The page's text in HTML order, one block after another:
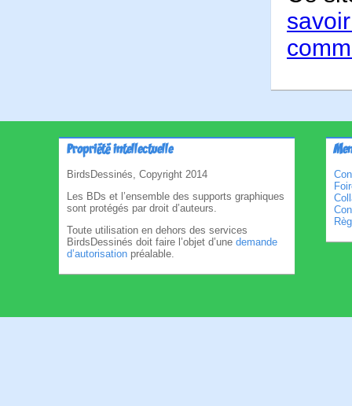
Propriété intellectuelle
BirdsDessinés, Copyright 2014
Les BDs et l’ensemble des supports graphiques
sont protégés par droit d’auteurs.
Toute utilisation en dehors des services
BirdsDessinés doit faire l’objet d’une demande
d’autorisation préalable.